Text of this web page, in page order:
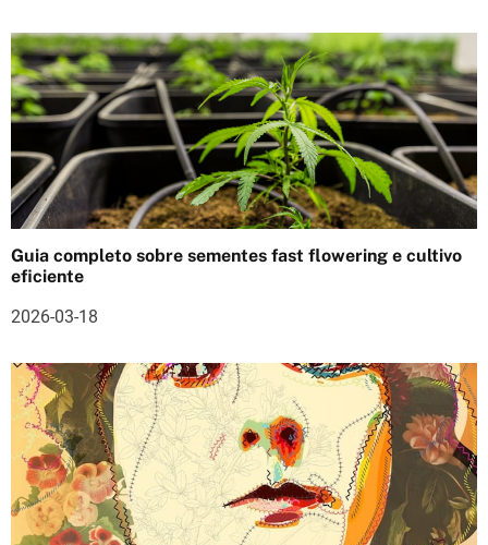
t
i
g
o
s
Guia completo sobre sementes fast flowering e cultivo
eficiente
2026-03-18